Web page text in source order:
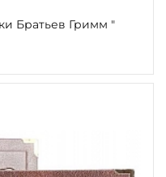
Братьев Гримм "